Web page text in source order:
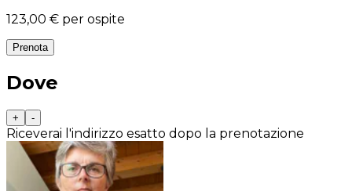
123,00 € per ospite
Prenota
Dove
+ -
Riceverai l'indirizzo esatto dopo la prenotazione